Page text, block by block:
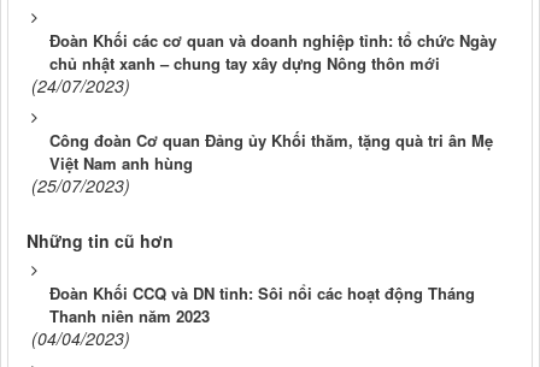
Đoàn Khối các cơ quan và doanh nghiệp tỉnh: tổ chức Ngày
chủ nhật xanh – chung tay xây dựng Nông thôn mới
(24/07/2023)
Công đoàn Cơ quan Đảng ủy Khối thăm, tặng quà tri ân Mẹ
Việt Nam anh hùng
(25/07/2023)
Những tin cũ hơn
Đoàn Khối CCQ và DN tỉnh: Sôi nổi các hoạt động Tháng
Thanh niên năm 2023
(04/04/2023)